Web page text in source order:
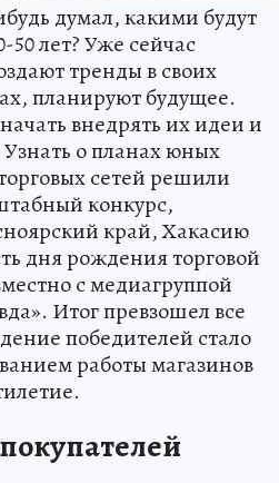
думал, какими будут
50 лет? Уже сейчас
тренды в своих
планируют будущее.
внедрять их идеи и
о планах юных
сетей решили
конкурс,
край, Хакасию
дня рождения торговой
с медиагруппой
Итог превзошел все
победителей стало
работы магазинов